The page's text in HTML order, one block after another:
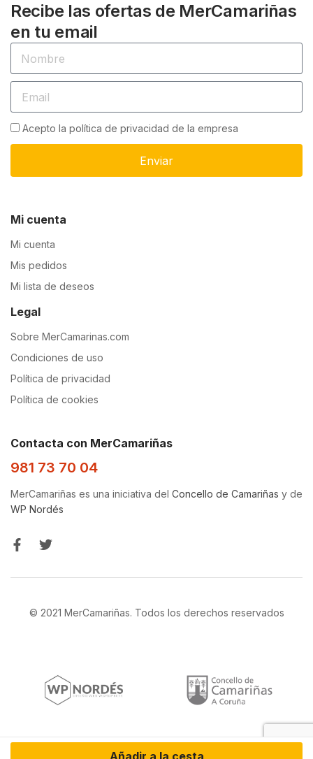
Añadir a la cesta
Recibe las ofertas de MerCamariñas
en tu email
Acepto la política de privacidad de la empresa
Enviar
Mi cuenta
Mi cuenta
Mis pedidos
Mi lista de deseos
Legal
Sobre MerCamarinas.com
Condiciones de uso
Política de privacidad
Política de cookies
Contacta con MerCamariñas
981 73 70 04
MerCamariñas es una iniciativa del Concello de Camariñas y de
WP Nordés
© 2021 MerCamariñas. Todos los derechos reservados